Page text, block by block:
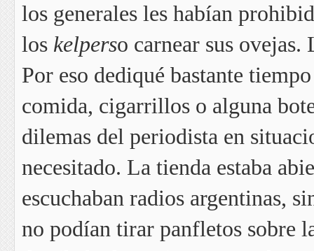
los generales les habían
los kelperso carnear sus
Por eso dediqué bastante
comida, cigarrillos o alguna
dilemas del periodista en
necesitado. La tienda estaba
escuchaban radios argentinas,
no podían tirar panfletos sobre